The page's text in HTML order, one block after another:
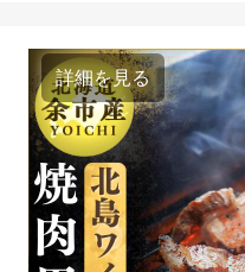
詳細を見る